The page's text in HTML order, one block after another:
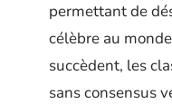
permettant de
célèbre au
succèdent, les
sans consensus